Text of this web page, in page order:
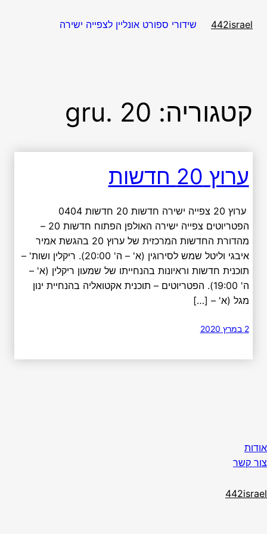
לתוכן442israel שידורי ספורט אונליין לצפייה ישירה
קטגוריה: gru. 20
ערוץ 20 חדשות
ערוץ 20 צפייה ישירה חדשות 20 חדשות 0404
הפטריוטים צפייה ישירה האולפן הפתוח חדשות 20 –
מהדורת החדשות המרכזית של ערוץ 20 בהגשת אמיר
איבגי וליטל שמש לסירוגין (א' – ה' 20:00). ריקלין ושות' –
תוכנית חדשות וראיונות בהנחייתו של שמעון ריקלין (א' –
ה' 19:00). הפטריוטים – תוכנית אקטואליה בהנחיית ינון
מגל (א' – […]
2 במרץ 2020
אודות
צור קשר
442israel